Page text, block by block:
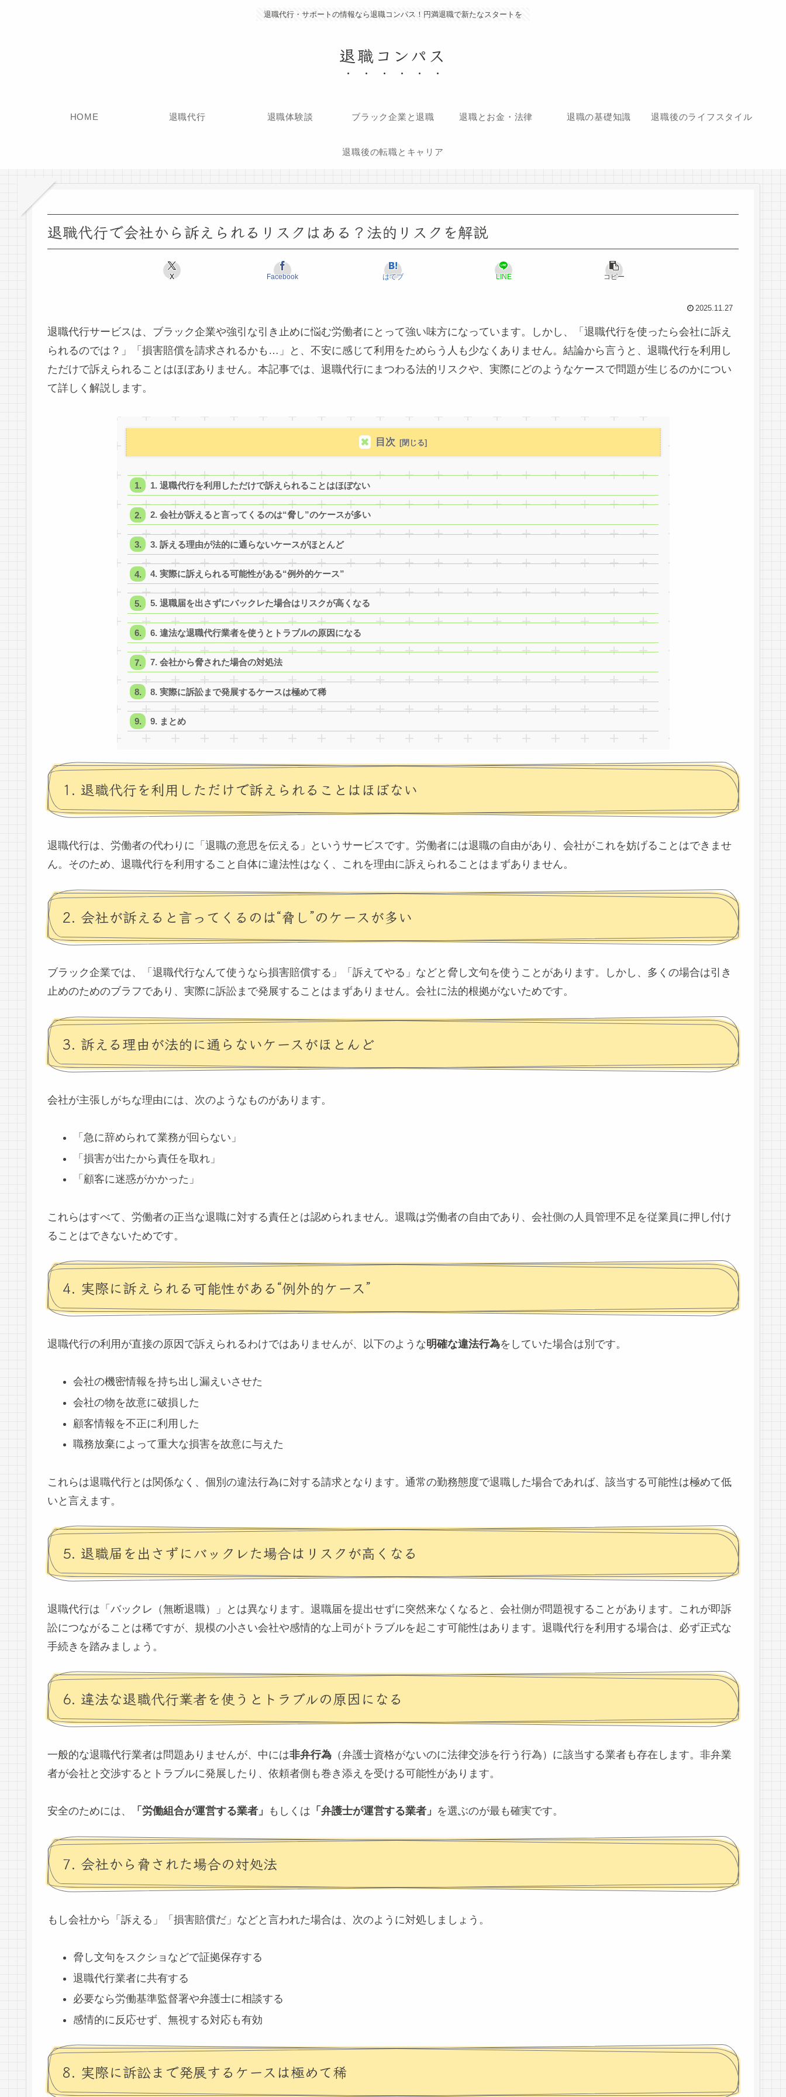
退職代行・サポートの情報なら退職コンパス！円満退職で新たなスタートを
退職コンパス
HOME 退職代行 退職体験談 ブラック企業と退職 退職とお金・法律 退職の基礎知識 退職後のライフスタイル
退職後の転職とキャリア
退職代行で会社から訴えられるリスクはある？法的リスクを解説
X Facebook はてブ LINE コピー
2025.11.27
退職代行サービスは、ブラック企業や強引な引き止めに悩む労働者にとって強い味方になっています。しかし、「退職代行を使ったら会社に訴え
られるのでは？」「損害賠償を請求されるかも…」と、不安に感じて利用をためらう人も少なくありません。結論から言うと、退職代行を利用し
ただけで訴えられることはほぼありません。本記事では、退職代行にまつわる法的リスクや、実際にどのようなケースで問題が生じるのかについ
て詳しく解説します。
目次
1. 退職代行を利用しただけで訴えられることはほぼない
2. 会社が訴えると言ってくるのは“脅し”のケースが多い
3. 訴える理由が法的に通らないケースがほとんど
4. 実際に訴えられる可能性がある“例外的ケース”
5. 退職届を出さずにバックレた場合はリスクが高くなる
6. 違法な退職代行業者を使うとトラブルの原因になる
7. 会社から脅された場合の対処法
8. 実際に訴訟まで発展するケースは極めて稀
9. まとめ
1. 退職代行を利用しただけで訴えられることはほぼない
退職代行は、労働者の代わりに「退職の意思を伝える」というサービスです。労働者には退職の自由があり、会社がこれを妨げることはできませ
ん。そのため、退職代行を利用すること自体に違法性はなく、これを理由に訴えられることはまずありません。
2. 会社が訴えると言ってくるのは“脅し”のケースが多い
ブラック企業では、「退職代行なんて使うなら損害賠償する」「訴えてやる」などと脅し文句を使うことがあります。しかし、多くの場合は引き
止めのためのブラフであり、実際に訴訟まで発展することはまずありません。会社に法的根拠がないためです。
3. 訴える理由が法的に通らないケースがほとんど
会社が主張しがちな理由には、次のようなものがあります。
「急に辞められて業務が回らない」
「損害が出たから責任を取れ」
「顧客に迷惑がかかった」
これらはすべて、労働者の正当な退職に対する責任とは認められません。退職は労働者の自由であり、会社側の人員管理不足を従業員に押し付け
ることはできないためです。
4. 実際に訴えられる可能性がある“例外的ケース”
退職代行の利用が直接の原因で訴えられるわけではありませんが、以下のような明確な違法行為をしていた場合は別です。
会社の機密情報を持ち出し漏えいさせた
会社の物を故意に破損した
顧客情報を不正に利用した
職務放棄によって重大な損害を故意に与えた
これらは退職代行とは関係なく、個別の違法行為に対する請求となります。通常の勤務態度で退職した場合であれば、該当する可能性は極めて低
いと言えます。
5. 退職届を出さずにバックレた場合はリスクが高くなる
退職代行は「バックレ（無断退職）」とは異なります。退職届を提出せずに突然来なくなると、会社側が問題視することがあります。これが即訴
訟につながることは稀ですが、規模の小さい会社や感情的な上司がトラブルを起こす可能性はあります。退職代行を利用する場合は、必ず正式な
手続きを踏みましょう。
6. 違法な退職代行業者を使うとトラブルの原因になる
一般的な退職代行業者は問題ありませんが、中には非弁行為 （弁護士資格がないのに法律交渉を行う行為）に該当する業者も存在します。非弁業
者が会社と交渉するとトラブルに発展したり、依頼者側も巻き添えを受ける可能性があります。
安全のためには、 「労働組合が運営する業者」 もしくは 「弁護士が運営する業者」 を選ぶのが最も確実です。
7. 会社から脅された場合の対処法
もし会社から「訴える」「損害賠償だ」などと言われた場合は、次のように対処しましょう。
脅し文句をスクショなどで証拠保存する
退職代行業者に共有する
必要なら労働基準監督署や弁護士に相談する
感情的に反応せず、無視する対応も有効
8. 実際に訴訟まで発展するケースは極めて稀